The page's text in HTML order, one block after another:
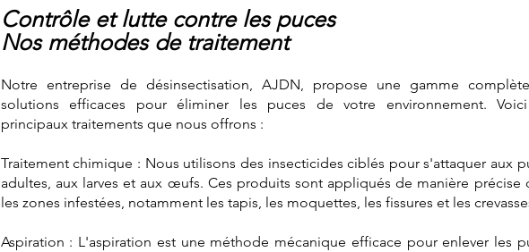
Contrôle et lutte contre les puces
Nos méthodes de traitement
Notre entreprise de désinsectisation, AJDN, propose une gamme
solutions efficaces pour éliminer les puces de votre environnement.
principaux traitements que nous offrons :
Traitement chimique : Nous utilisons des insecticides ciblés pour s'attaquer aux
adultes, aux larves et aux œufs. Ces produits sont appliqués de manière précise
les zones infestées, notamment les tapis, les moquettes, les fissures et les
Aspiration : L'aspiration est une méthode mécanique efficace pour enlever les